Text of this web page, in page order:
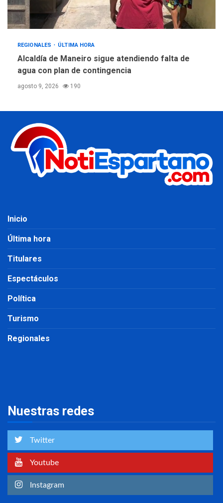
REGIONALES ÚLTIMA HORA
Alcaldía de Maneiro sigue atendiendo falta de
agua con plan de contingencia
agosto 9, 2026 190
Inicio
Última hora
Titulares
Espectáculos
Política
Turismo
Regionales
Nuestras redes
Twitter
Youtube
Instagram